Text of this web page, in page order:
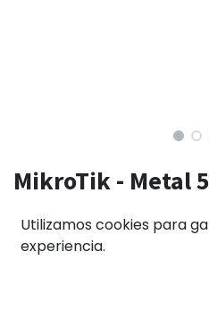
MikroTik - Metal
1 Giga, max
Utilizamos cookies para
experiencia.